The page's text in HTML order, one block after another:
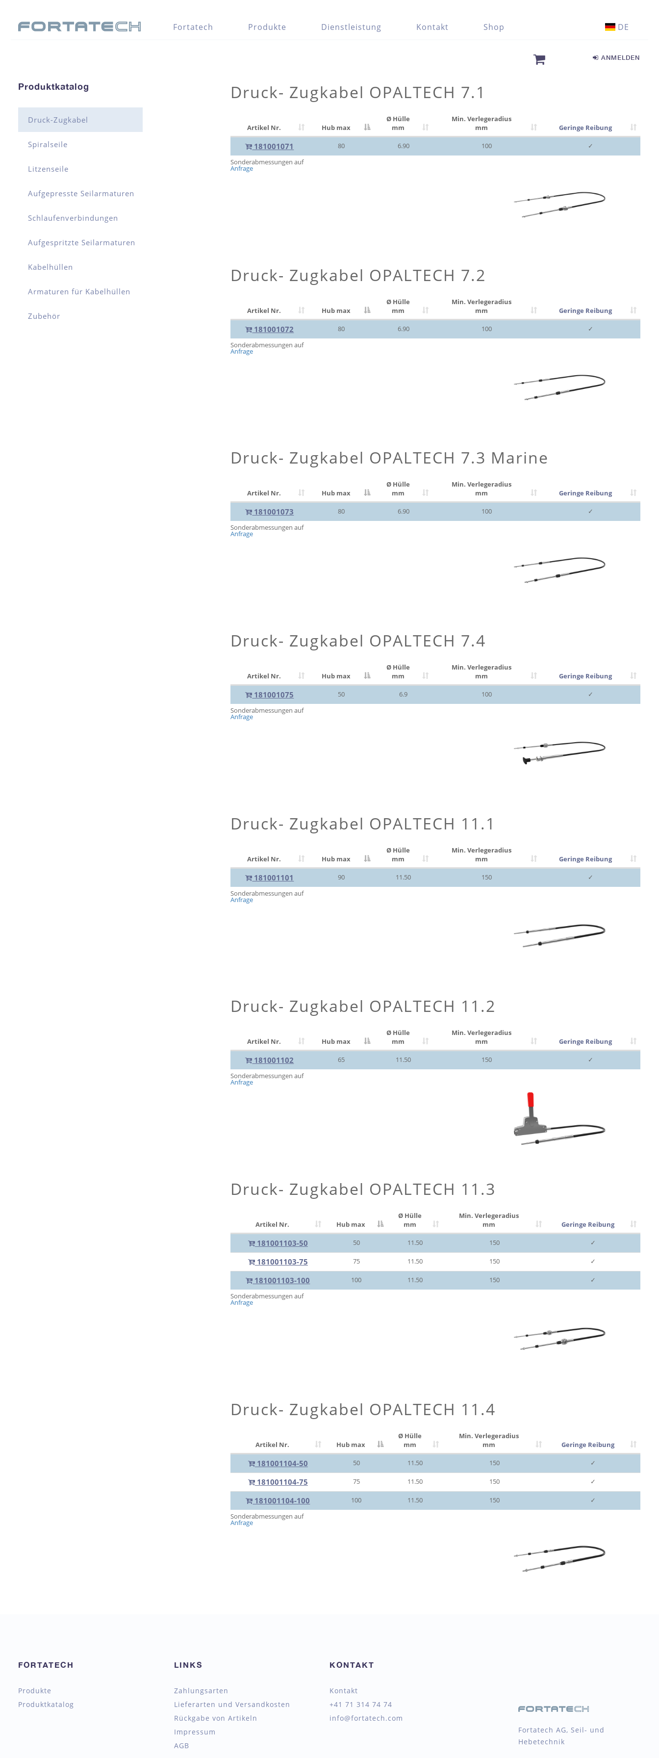
Fortatech Produkte Dienstleistung Kontakt Shop DE
ANMELDEN
Produktkatalog
Druck-Zugkabel
Spiralseile
Litzenseile
Aufgepresste Seilarmaturen
Schlaufenverbindungen
Aufgespritzte Seilarmaturen
Kabelhüllen
Armaturen für Kabelhüllen
Zubehör
Druck- Zugkabel OPALTECH 7.1
Artikel Nr. Hub max
Ø Hülle
mm
Min. Verlegeradius
mm
Geringe Reibung
181001071 80 6.90 100
✓
Sonderabmessungen auf
Anfrage
Druck- Zugkabel OPALTECH 7.2
Artikel Nr. Hub max
Ø Hülle
mm
Min. Verlegeradius
mm
Geringe Reibung
181001072 80 6.90 100
✓
Sonderabmessungen auf
Anfrage
Druck- Zugkabel OPALTECH 7.3 Marine
Artikel Nr. Hub max
Ø Hülle
mm
Min. Verlegeradius
mm
Geringe Reibung
181001073 80 6.90 100
✓
Sonderabmessungen auf
Anfrage
Druck- Zugkabel OPALTECH 7.4
Artikel Nr. Hub max
Ø Hülle
mm
Min. Verlegeradius
mm
Geringe Reibung
181001075 50 6.9 100
✓
Sonderabmessungen auf
Anfrage
Druck- Zugkabel OPALTECH 11.1
Artikel Nr. Hub max
Ø Hülle
mm
Min. Verlegeradius
mm
Geringe Reibung
181001101 90 11.50 150
✓
Sonderabmessungen auf
Anfrage
Druck- Zugkabel OPALTECH 11.2
Artikel Nr. Hub max
Ø Hülle
mm
Min. Verlegeradius
mm
Geringe Reibung
181001102 65 11.50 150
✓
Sonderabmessungen auf
Anfrage
Druck- Zugkabel OPALTECH 11.3
Artikel Nr. Hub max
Ø Hülle
mm
Min. Verlegeradius
mm
Geringe Reibung
181001103-50 50 11.50 150 ✓
181001103-75 75 11.50 150 ✓
181001103-100 100 11.50 150
✓
Sonderabmessungen auf
Anfrage
Druck- Zugkabel OPALTECH 11.4
Artikel Nr. Hub max
Ø Hülle
mm
Min. Verlegeradius
mm
Geringe Reibung
181001104-50 50 11.50 150 ✓
181001104-75 75 11.50 150 ✓
181001104-100 100 11.50 150
✓
Sonderabmessungen auf
Anfrage
FORTATECH
Produkte
Produktkatalog
LINKS
Zahlungsarten
Lieferarten und Versandkosten
Rückgabe von Artikeln
Impressum
AGB
KONTAKT
Kontakt
+41 71 314 74 74
info@fortatech.com
Fortatech AG, Seil- und
Hebetechnik